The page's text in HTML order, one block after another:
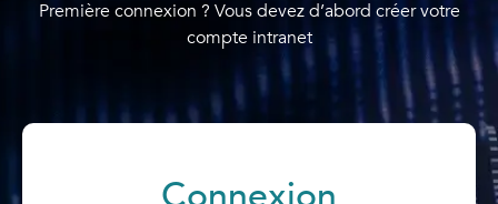
Première connexion ? Vous devez d’abord créer votre
compte intranet